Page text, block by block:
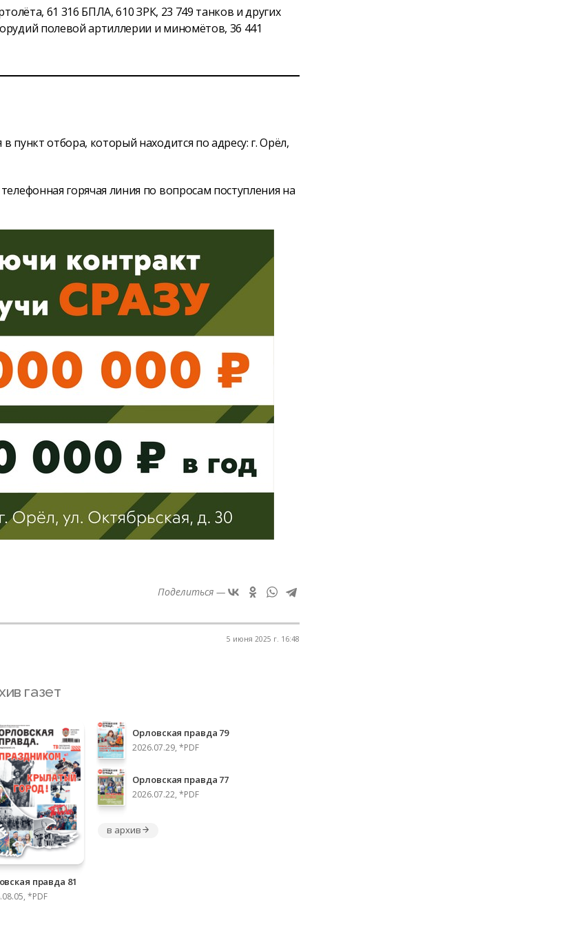
61 316 БПЛА, 610 ЗРК, 23 749 танков и других
полевой артиллерии и миномётов, 36 441
отбора, который находится по адресу: г. Орёл,
горячая линия по вопросам поступления на
Поделиться —
5 июня 2025 г. 16:48
газет
правда 81
*PDF
Орловская правда 79
2026.07.29, *PDF
Орловская правда 77
2026.07.22, *PDF
в архив